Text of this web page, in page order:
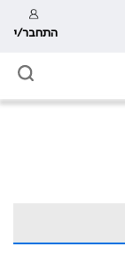
התחבר/י